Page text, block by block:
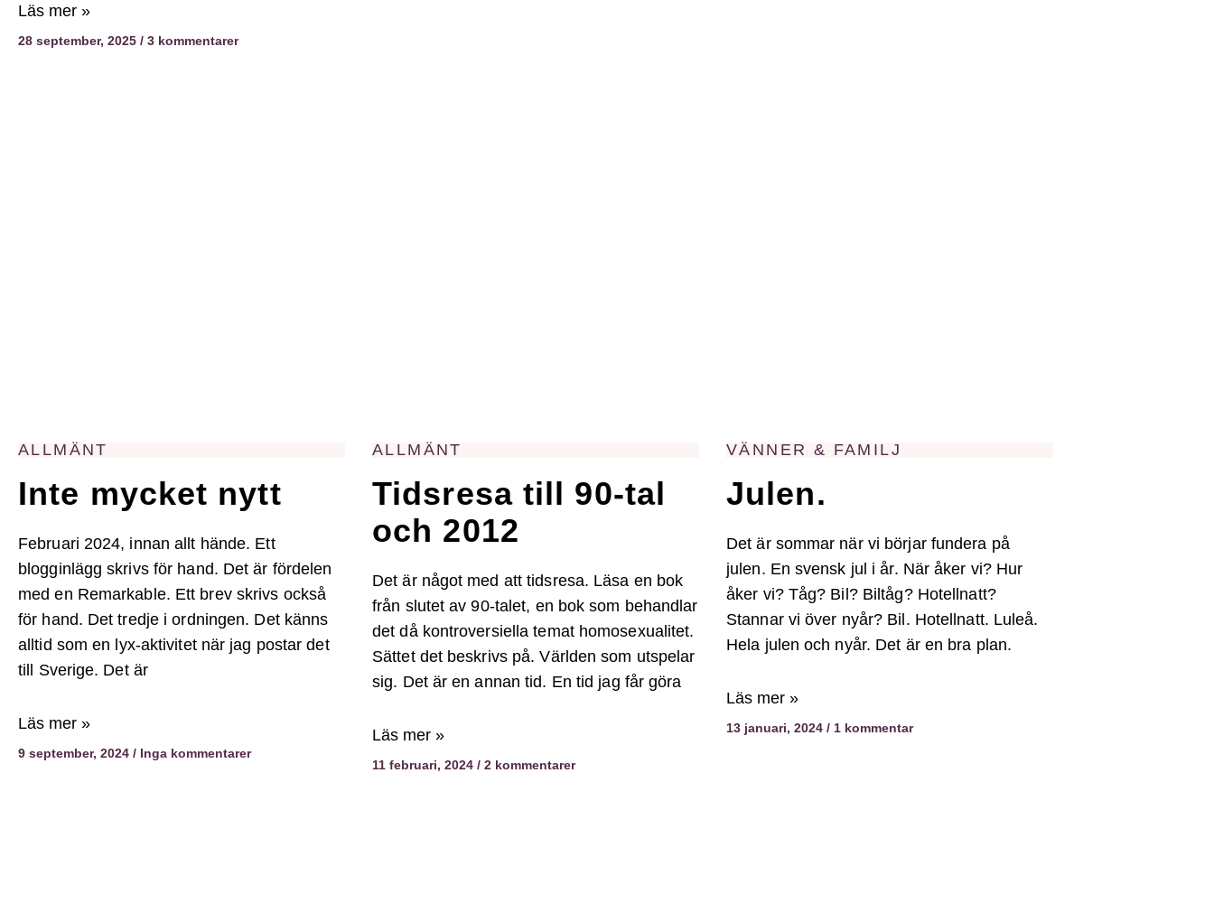
Läs mer »
28 september, 2025 3 kommentarer
ALLMÄNT
Inte mycket nytt
Februari 2024, innan allt hände. Ett
blogginlägg skrivs för hand. Det är fördelen
med en Remarkable. Ett brev skrivs också
för hand. Det tredje i ordningen. Det känns
alltid som en lyx-aktivitet när jag postar det
till Sverige. Det är
Läs mer »
9 september, 2024 Inga kommentarer
ALLMÄNT
Tidsresa till 90-tal
och 2012
Det är något med att tidsresa. Läsa en bok
från slutet av 90-talet, en bok som behandlar
det då kontroversiella temat homosexualitet.
Sättet det beskrivs på. Världen som utspelar
sig. Det är en annan tid. En tid jag får göra
Läs mer »
11 februari, 2024 2 kommentarer
VÄNNER & FAMILJ
Julen.
Det är sommar när vi börjar fundera på
julen. En svensk jul i år. När åker vi? Hur
åker vi? Tåg? Bil? Biltåg? Hotellnatt?
Stannar vi över nyår? Bil. Hotellnatt. Luleå.
Hela julen och nyår. Det är en bra plan.
Läs mer »
13 januari, 2024 1 kommentar